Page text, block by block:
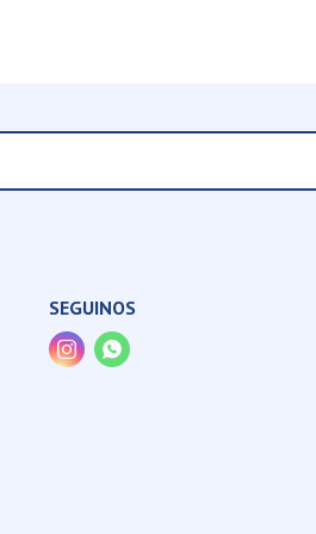
SEGUINOS
 